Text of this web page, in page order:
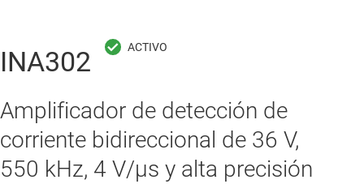
INA302
Amplificador de detección de
corriente bidireccional de 36 V,
550 kHz, 4 V/µs y alta precisión